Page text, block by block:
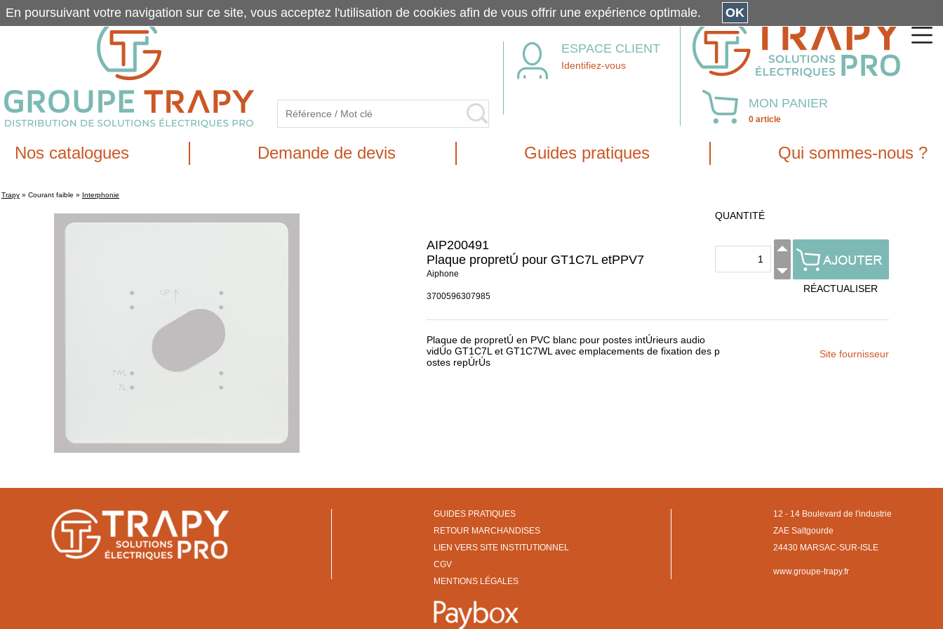
ESPACE CLIENT
Identifiez-vous
MON PANIER
0 article
Nos catalogues Demande de devis Guides pratiques Qui sommes-nous ?
Trapy » Courant faible » Interphonie
AIP200491
Plaque propretÚ pour GT1C7L etPPV7
Aiphone
3700596307985
QUANTITÉ
RÉACTUALISER
Plaque de propretÚ en PVC blanc pour postes intÚrieurs audio
vidÚo GT1C7L et GT1C7WL avec emplacements de fixation des p
ostes repÚrÚs
Site fournisseur
GUIDES PRATIQUES
RETOUR MARCHANDISES
LIEN VERS SITE INSTITUTIONNEL
CGV
MENTIONS LÉGALES
12 - 14 Boulevard de l'industrie
ZAE Saltgourde
24430 MARSAC-SUR-ISLE
www.groupe-trapy.fr
En poursuivant votre navigation sur ce site, vous acceptez l'utilisation de cookies afin de vous offrir une expérience optimale. OK